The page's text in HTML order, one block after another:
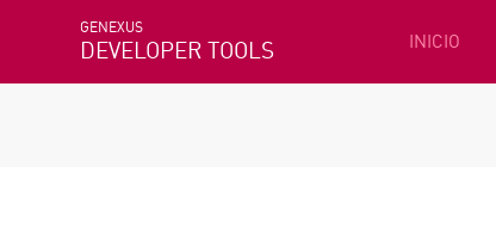
GENEXUS
DEVELOPER TOOLS INICIO